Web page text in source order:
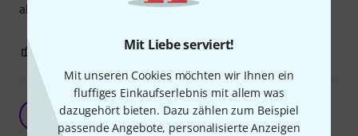
Mit Liebe serviert!
Mit unseren Cookies möchten wir Ihnen ein
fluffiges Einkaufserlebnis mit allem was
dazugehört bieten. Dazu zählen zum Beispiel
passende Angebote, personalisierte Anzeigen
alle drei Farben/Tonhöhen (gelb, rot und grün).
BEWERTUNG MELDEN
Florestan 12.09.2021